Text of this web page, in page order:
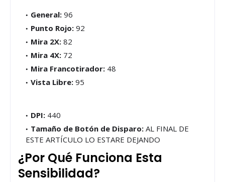
General: 96
Punto Rojo: 92
Mira 2X: 82
Mira 4X: 72
Mira Francotirador: 48
Vista Libre: 95
DPI: 440
Tamaño de Botón de Disparo: AL FINAL DE
ESTE ARTÍCULO LO ESTARE DEJANDO
¿Por Qué Funciona Esta
Sensibilidad?